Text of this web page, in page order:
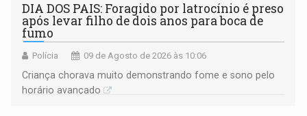
DIA DOS PAIS: Foragido por latrocínio é preso
após levar filho de dois anos para boca de
fumo
Polícia 09 de Agosto de 2026 às 10:06
Criança chorava muito demonstrando fome e sono pelo
horário avançado